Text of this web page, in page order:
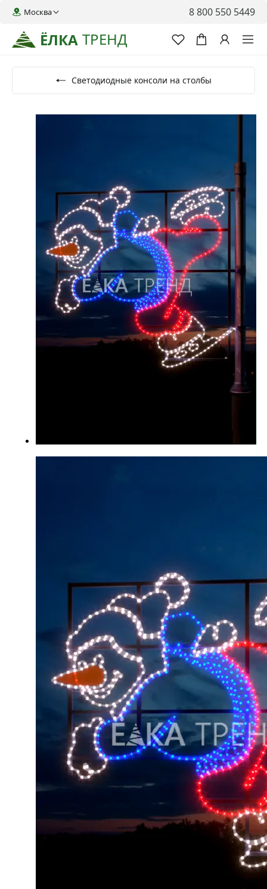
ЁЛКА ТРЕНД
Москва 8 800 550 5449
Светодиодные консоли на столбы